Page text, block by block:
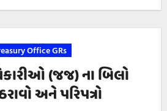
Office GRs
(જજ) ના બિલો
અને પરિપત્રો